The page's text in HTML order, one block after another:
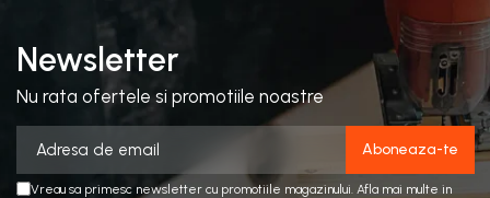
Newsletter
Nu rata ofertele si promotiile noastre
Vreau sa primesc newsletter cu promotiile magazinului. Afla mai multe in